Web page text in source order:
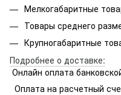
Мелкогабаритные
Товары среднего
Крупногабаритные
Подробнее о доставке:
Онлайн оплата
Оплата на расчетный